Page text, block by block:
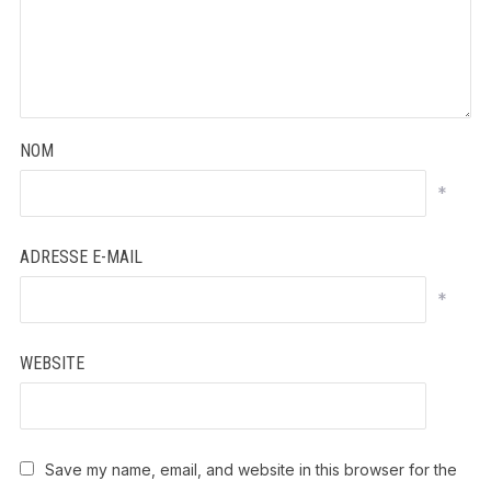
NOM
*
ADRESSE E-MAIL
*
WEBSITE
Save my name, email, and website in this browser for the